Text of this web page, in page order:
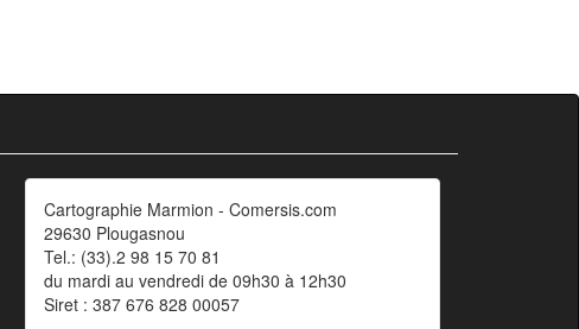
Cartographie Marmion - Comersis.com
29630 Plougasnou
Tel.: (33).2 98 15 70 81
du mardi au vendredi de 09h30 à 12h30
Siret : 387 676 828 00057